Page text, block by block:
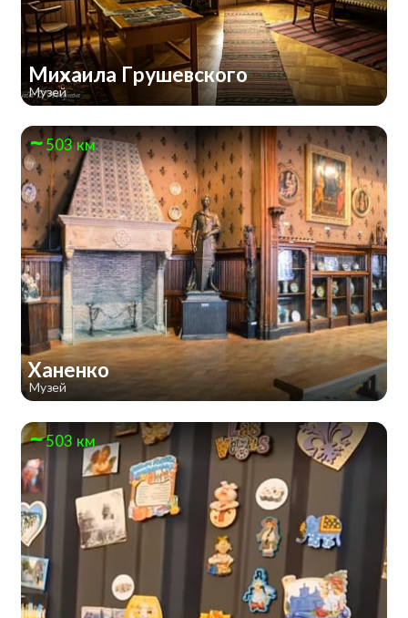
Михаила Грушевского
Музей
503 км
Ханенко
Музей
503 км